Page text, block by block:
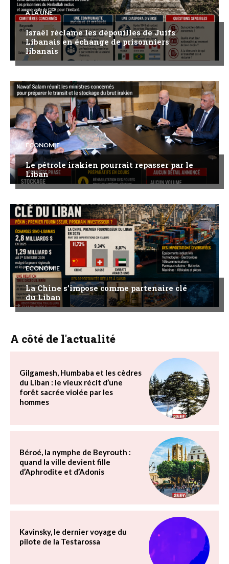
A LA UNE
Israël réclame les dépouilles de Juifs
Libanais en échange de prisonniers
libanais
ECONOMIE
Le pétrole irakien pourrait repasser par le
Liban
ECONOMIE
La Chine s’impose comme partenaire clé
du Liban
A côté de l'actualité
Gilgamesh, Humbaba et les cèdres
du Liban : le vieux récit d’une
forêt sacrée violée par les
hommes
Béroé, la nymphe de Beyrouth :
quand la ville devient fille
d’Aphrodite et d’Adonis
Kavinsky, le dernier voyage du
pilote de la Testarossa